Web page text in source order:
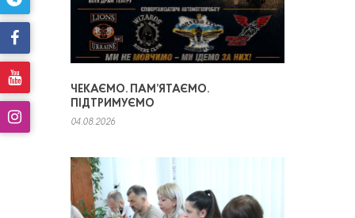
ЧЕКАЄМО. ПАМ’ЯТАЄМО.
ПІДТРИМУЄМО
04.08.2026